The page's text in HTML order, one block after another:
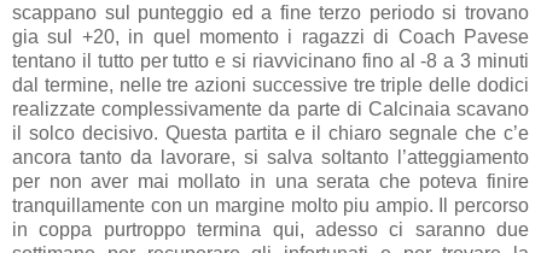
scappano sul punteggio ed a fine terzo periodo si trovano
gia sul +20, in quel momento i ragazzi di Coach Pavese
tentano il tutto per tutto e si riavvicinano fino al -8 a 3 minuti
dal termine, nelle tre azioni successive tre triple delle dodici
realizzate complessivamente da parte di Calcinaia scavano
il solco decisivo. Questa partita e il chiaro segnale che c’e
ancora tanto da lavorare, si salva soltanto l’atteggiamento
per non aver mai mollato in una serata che poteva finire
tranquillamente con un margine molto piu ampio. Il percorso
in coppa purtroppo termina qui, adesso ci saranno due